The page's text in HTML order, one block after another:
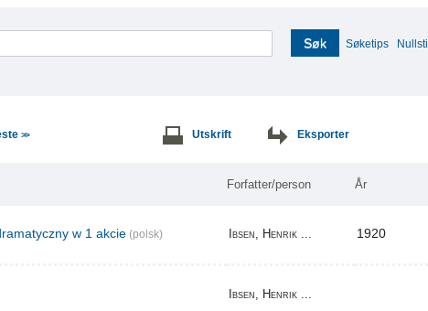
Søk Søketips Nullstill
>> Utskrift Eksporter
Forfatter/person År
w 1 akcie (polsk) Ibsen, Henrik ... 1920
Ibsen, Henrik ...